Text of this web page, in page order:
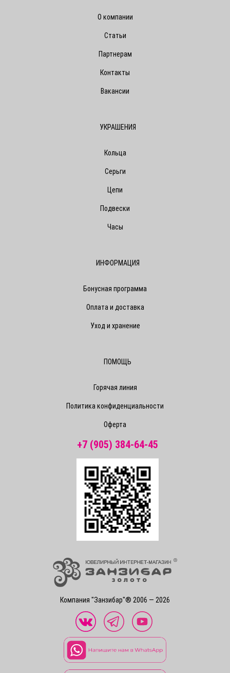
Компания "Занзибар"® 2006 — 2026
О компании
Статьи
Партнерам
Контакты
Вакансии
УКРАШЕНИЯ
Кольца
Серьги
Цепи
Подвески
Часы
ИНФОРМАЦИЯ
Бонусная программа
Оплата и доставка
Уход и хранение
ПОМОЩЬ
Горячая линия
Политика конфиденциальности
Оферта
+7 (905) 384-64-45